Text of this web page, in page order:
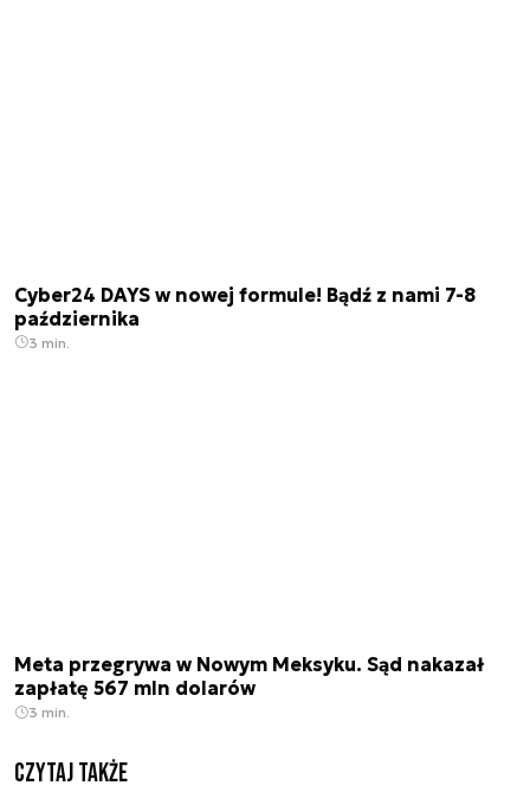
Cyber24 DAYS w nowej formule! Bądź z nami 7-8
października
3 min.
Meta przegrywa w Nowym Meksyku. Sąd nakazał
zapłatę 567 mln dolarów
3 min.
Czytaj także